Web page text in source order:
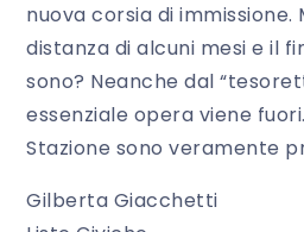
nuova corsia di
distanza di alcuni mesi e il
sono? Neanche dal
essenziale opera viene
Stazione sono veramente
Gilberta Giacchetti